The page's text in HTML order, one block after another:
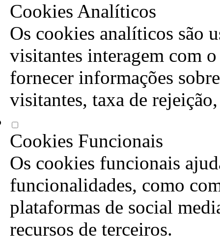
Cookies Analíticos
Os cookies analíticos são
visitantes interagem com
fornecer informações
visitantes, taxa de
Cookies Funcionais
Os cookies funcionais
funcionalidades, como
plataformas de social
recursos de terceiros.